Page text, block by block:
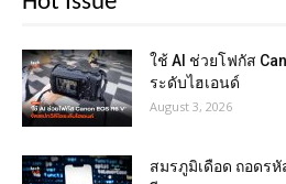
ใช้ AI ช่วยโฟกัส
ระดับไฮเอนด์
August 3, 2026
สมรภูมิเดือด ถอดร